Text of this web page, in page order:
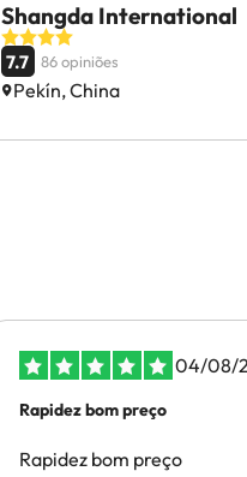
Shangda International
7.7 86 opiniões
Pekín, China
04/08/
Rapidez bom preço
Rapidez bom preço